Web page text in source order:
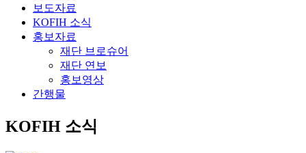
보도자료
KOFIH 소식
홍보자료
재단 브로슈어
재단 연보
홍보영상
간행물
KOFIH 소식